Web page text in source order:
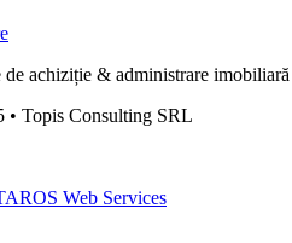
achiziție & administrare imobiliară
Topis Consulting SRL
Web Services